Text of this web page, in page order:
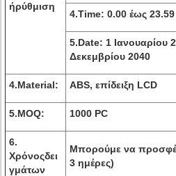
ήρύθμιση
4.Time: 0.00 έως
5.Date: 1 Ιανουαρίου
Δεκεμβρίου 2040
4.Material: ABS, επίδειξη LCD
5.MOQ: 1000 PC
6.
Χρόνοςδει
γμάτων
Μπορούμε να
3 ημέρες)